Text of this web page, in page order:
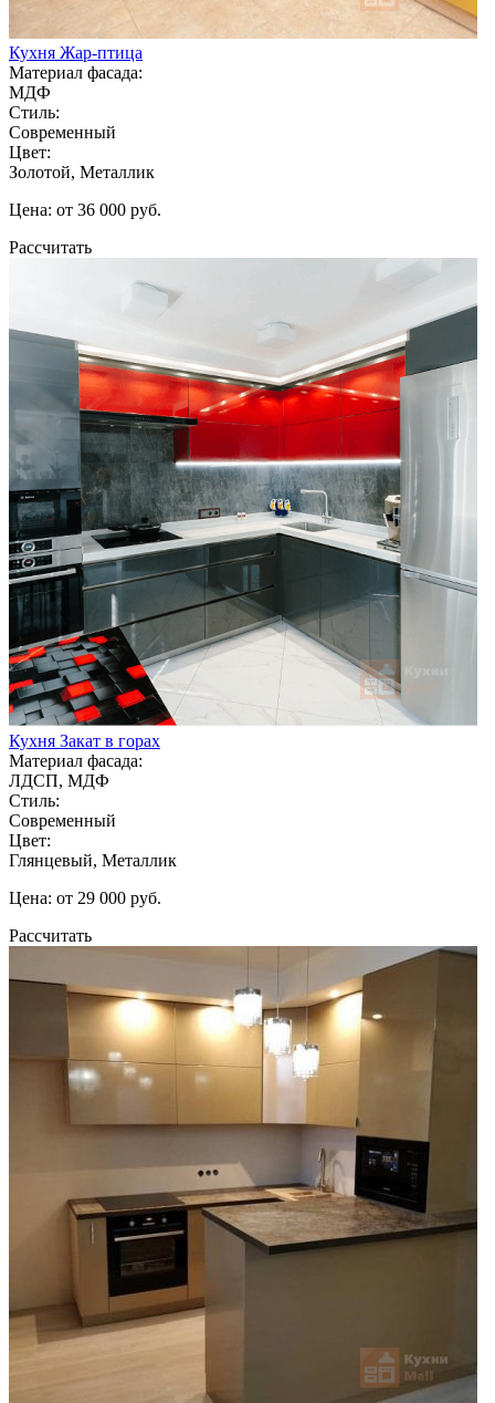
Кухня Жар-птица
Материал фасада:
МДФ
Стиль:
Современный
Цвет:
Золотой, Металлик
Цена: от 36 000 руб.
Рассчитать
Кухня Закат в горах
Материал фасада:
ЛДСП, МДФ
Стиль:
Современный
Цвет:
Глянцевый, Металлик
Цена: от 29 000 руб.
Рассчитать